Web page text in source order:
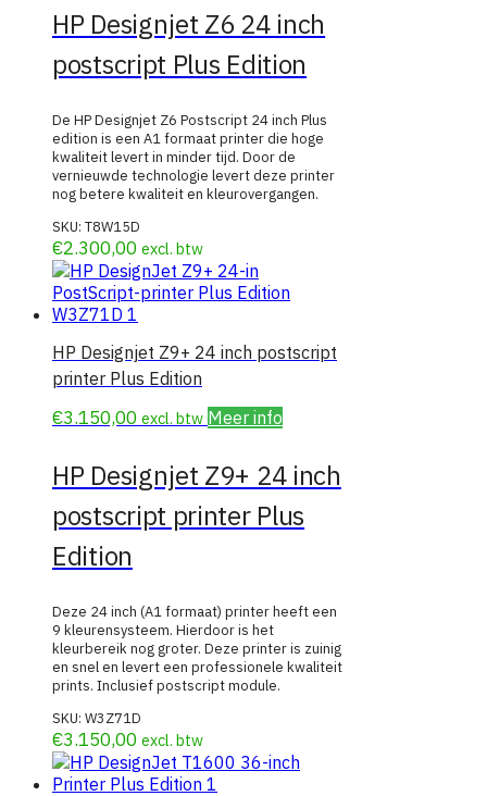
HP Designjet Z6 24 inch
postscript Plus Edition
De HP Designjet Z6 Postscript 24 inch Plus
edition is een A1 formaat printer die hoge
kwaliteit levert in minder tijd. Door de
vernieuwde technologie levert deze printer
nog betere kwaliteit en kleurovergangen.
SKU: T8W15D
€2.300,00 excl. btw
HP Designjet Z9+ 24 inch postscript
printer Plus Edition
€3.150,00 excl. btw Meer info
HP Designjet Z9+ 24 inch
postscript printer Plus
Edition
Deze 24 inch (A1 formaat) printer heeft een
9 kleurensysteem. Hierdoor is het
kleurbereik nog groter. Deze printer is zuinig
en snel en levert een professionele kwaliteit
prints. Inclusief postscript module.
SKU: W3Z71D
€3.150,00 excl. btw